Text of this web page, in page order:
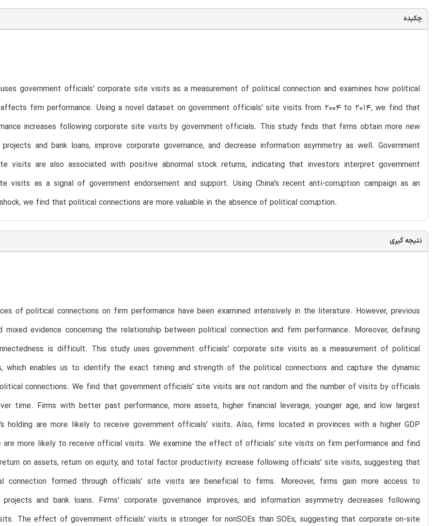
چکیده
government officials' corporate site visits as a measurement of political connection and examines how political
firm performance. Using a novel dataset on government officials' site visits from 2004 to 2014, we find that
increases following corporate site visits by government officials. This study finds that firms obtain more new
and bank loans, improve corporate governance, and decrease information asymmetry as well. Government
visits are also associated with positive abnormal stock returns, indicating that investors interpret government
visits as a signal of government endorsement and support. Using China's recent anti-corruption campaign as an
we find that political connections are more valuable in the absence of political corruption.
نتیجه گیری
of political connections on firm performance have been examined intensively in the literature. However, previous
mixed evidence concerning the relationship between political connection and firm performance. Moreover, defining
is difficult. This study uses government officials' corporate site visits as a measurement of political
which enables us to identify the exact timing and strength of the political connections and capture the dynamic
connections. We find that government officials' site visits are not random and the number of visits by officials
time. Firms with better past performance, more assets, higher financial leverage, younger age, and low largest
holding are more likely to receive government officials' visits. Also, firms located in provinces with a higher GDP
are more likely to receive official visits. We examine the effect of officials' site visits on firm performance and find
on assets, return on equity, and total factor productivity increase following officials' site visits, suggesting that
connection formed through officials' site visits are beneficial to firms. Moreover, firms gain more access to
projects and bank loans. Firms' corporate governance improves, and information asymmetry decreases following
The effect of government officials' visits is stronger for nonSOEs than SOEs, suggesting that corporate on-site